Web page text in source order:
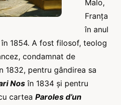
Malo,
Franța
în anul
1854. A fost filosof, teolog
condamnat de
1832, pentru gândirea sa
Nos în 1834 și pentru
cartea Paroles d’un